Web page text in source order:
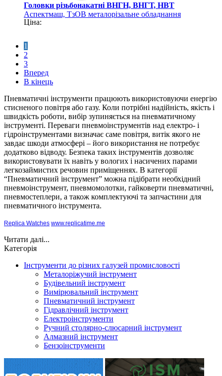
Головки різьбонакатні ВНГН, ВНГТ, НВТ
Аспектмаш, ТзОВ металорізальне обладнання
Ціна:
1
2
3
Вперед
В кінець
Пневматичні інструменти працюють використовуючи енергію
стисненого повітря або газу. Коли потрібні надійність, якість і
швидкість роботи, вибір зупиняється на пневматичному
інструменті. Переваги пневмоінструментів над електро- і
гідроінструментами визначає саме повітря, витік якого не
завдає шкоди атмосфері – його використання не потребує
додатково відводу. Безпека таких інструментів дозволяє
використовувати їх навіть у вологих і насичених парами
легкозаймистих речовин приміщеннях. В категорії
“Пневматичний інструмент” можна підібрати необхідний
пневмоінструмент, пневмомолотки, гайковерти пневматичні,
пневмостеплери, а також комплектуючі та запчастини для
пневматичного інструмента.
Replica Watches www.replicatime.me
Читати далі...
Категорія
Інструменти до різних галузей промисловості
Металоріжучий інструмент
Будівельний інструмент
Вимірювальний інструмент
Пневматичний інструмент
Гідравлічний інструмент
Електроінструменти
Ручний столярно-слюсарний інструмент
Алмазний інструмент
Бензоінструменти